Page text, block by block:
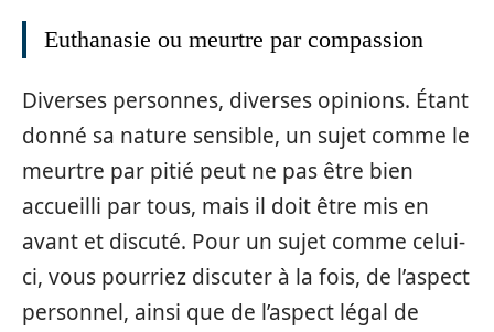
Euthanasie ou meurtre par compassion
Diverses personnes, diverses opinions. Étant
donné sa nature sensible, un sujet comme le
meurtre par pitié peut ne pas être bien
accueilli par tous, mais il doit être mis en
avant et discuté. Pour un sujet comme celui-
ci, vous pourriez discuter à la fois, de l’aspect
personnel, ainsi que de l’aspect légal de